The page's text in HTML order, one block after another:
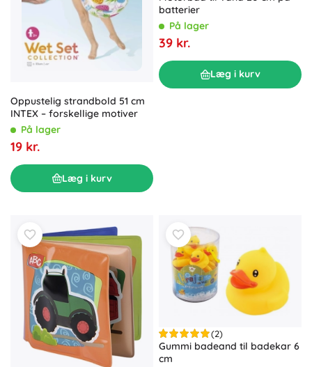
Oppustelig strandbold 51 cm
INTEX – forskellige motiver
På lager
19 kr.
Læg i kurv
batterier
På lager
39 kr.
Læg i kurv
(2)
Gummi badeand til badekar 6
cm